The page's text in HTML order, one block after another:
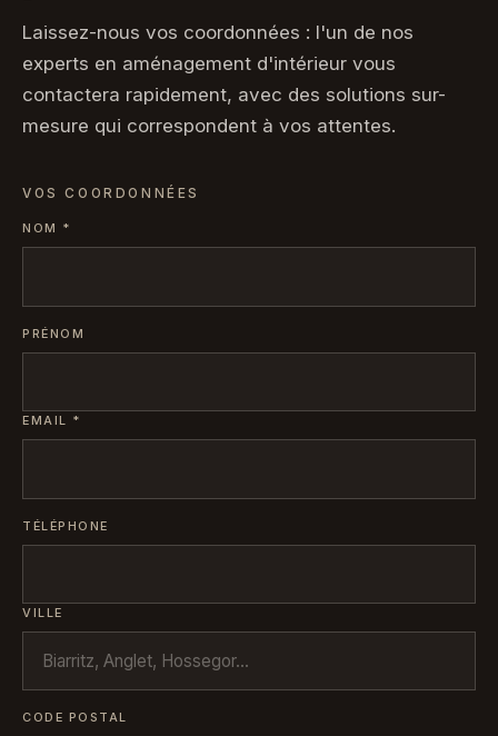
Laissez-nous vos coordonnées : l'un de nos
experts en aménagement d'intérieur vous
contactera rapidement, avec des solutions sur-
mesure qui correspondent à vos attentes.
VOS COORDONNÉES
NOM *
PRÉNOM
EMAIL *
TÉLÉPHONE
VILLE
CODE POSTAL